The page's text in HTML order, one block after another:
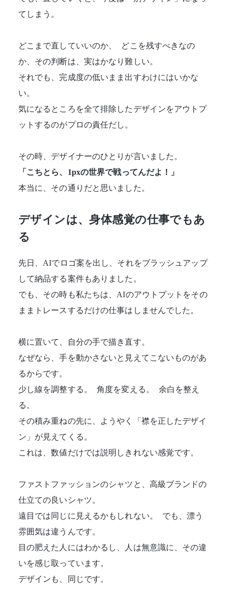
てしまう。
どこまで直していいのか、 どこを残すべきなの
か、その判断は、実はかなり難しい。
それでも、完成度の低いまま出すわけにはいかな
い。
気になるところを全て排除したデザインをアウトプ
ットするのがプロの責任だし。
その時、デザイナーのひとりが言いました。
「こちとら、1pxの世界で戦ってんだよ！」
本当に、その通りだと思いました。
デザインは、身体感覚の仕事でもあ
る
先日、 AIでロゴ案を出し、それをブラッシュアップ
して納品する案件もありました。
でも、その時も私たちは、AIのアウトプットをその
ままトレースするだけの仕事はしませんでした。
横に置いて、自分の手で描き直す。
なぜなら、手を動かさないと見えてこないものがあ
るからです。
少し線を調整する。 角度を変える。 余白を整え
る。
その積み重ねの先に、ようやく「襟を正したデザイ
ン」が見えてくる。
これは、数値だけでは説明しきれない感覚です。
ファストファッションのシャツと、高級ブランドの
仕立ての良いシャツ。
遠目では同じに見えるかもしれない。 でも、漂う
雰囲気は違うんです。
目の肥えた人にはわかるし、人は無意識に、その違
いを感じ取っています。
デザインも、同じです。